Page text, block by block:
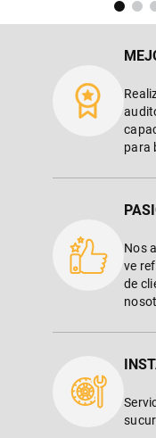
para
Nos
ve
de